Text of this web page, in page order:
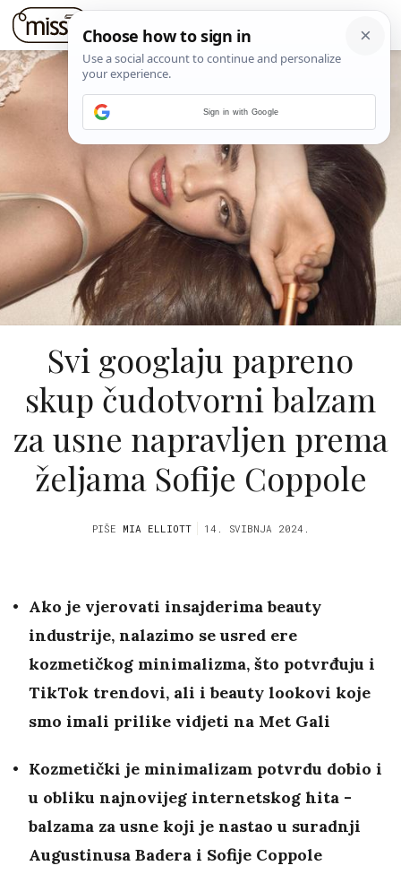
Svi googlaju papreno
skup čudotvorni balzam
za usne napravljen prema
željama Sofije Coppole
PIŠE MIA ELLIOTT 14. SVIBNJA 2024.
Ako je vjerovati insajderima beauty
industrije, nalazimo se usred ere
kozmetičkog minimalizma, što potvrđuju i
TikTok trendovi, ali i beauty lookovi koje
smo imali prilike vidjeti na Met Gali
Kozmetički je minimalizam potvrdu dobio i
u obliku najnovijeg internetskog hita -
balzama za usne koji je nastao u suradnji
Augustinusa Badera i Sofije Coppole
Sign in with Google